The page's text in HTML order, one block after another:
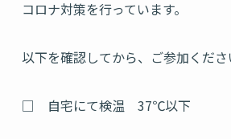
コロナ対策を行っています。
以下を確認してから、ご参加くだ
□ 自宅にて検温 37℃以下